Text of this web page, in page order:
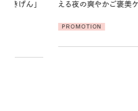
ケア
やりジェルと出合う。暑
ア